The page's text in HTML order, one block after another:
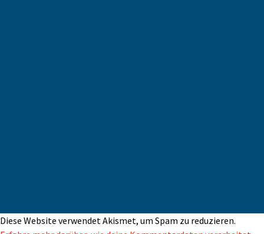
Diese Website verwendet Akismet, um Spam zu reduzieren.